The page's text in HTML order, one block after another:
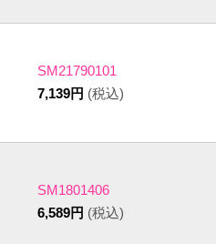
SM21790101
7,139円 (税込)
SM1801406
6,589円 (税込)